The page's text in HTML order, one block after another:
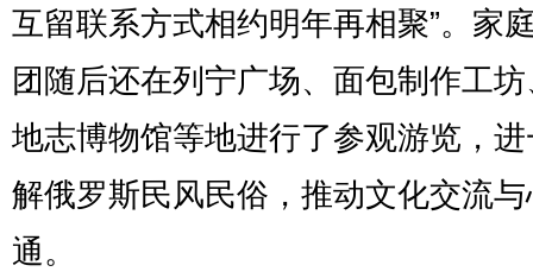
互留联系方式相约明年再相聚”。家
团随后还在列宁广场、面包制作工
地志博物馆等地进行了参观游览，
解俄罗斯民风民俗，推动文化交流
通。